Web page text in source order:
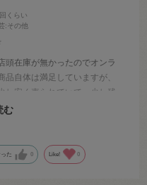
くらい
:その他
頭在庫が無かったのでオンラ
自体は満足していますが、
し安く売られていて、少し残
大変だとは思いますが、オン
む
た 0 Like! 0